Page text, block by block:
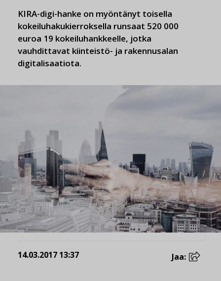
KIRA-digi-hanke on myöntänyt toisella
kokeiluhakukierroksella runsaat 520 000
euroa 19 kokeiluhankkeelle, jotka
vauhdittavat kiinteistö- ja rakennusalan
digitalisaatiota.
14.03.2017 13:37 Jaa: